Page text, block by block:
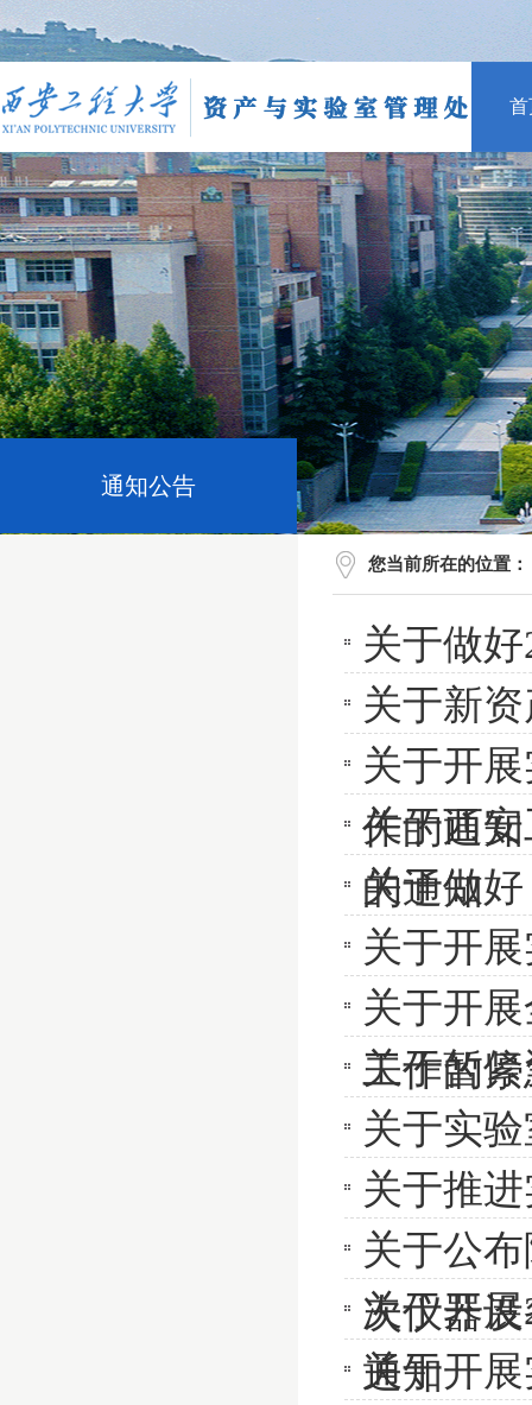
首
通知公告
您当前所在的位置：
关于做
关于新
关于开
作的通知
关于西
的通知
关于做
关于开
关于开
工作的
关于暂
关于实
关于推
关于公
次仪器
关于开
通知
关于开